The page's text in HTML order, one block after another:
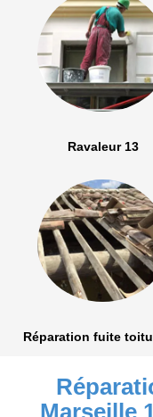
Ravaleur 13
Réparation fuite
Marseille